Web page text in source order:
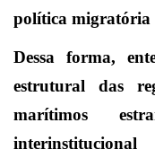
política migratória
Dessa forma,
estrutural das
marítimos